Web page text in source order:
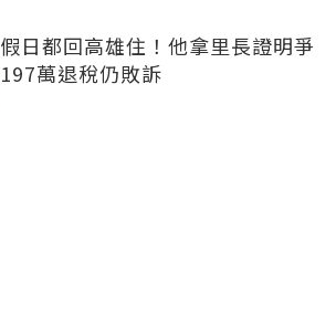
假日都回高雄住！他拿里長證明爭
197萬退稅仍敗訴